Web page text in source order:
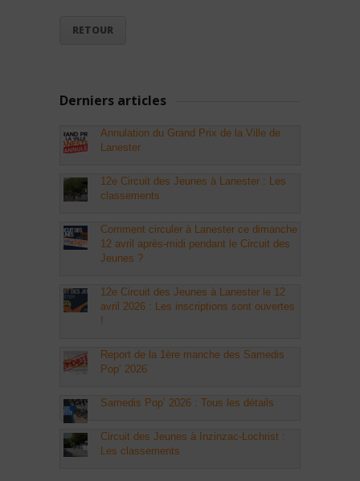
RETOUR
Derniers articles
Annulation du Grand Prix de la Ville de
Lanester
12e Circuit des Jeunes à Lanester : Les
classements
Comment circuler à Lanester ce dimanche
12 avril après-midi pendant le Circuit des
Jeunes ?
12e Circuit des Jeunes à Lanester le 12
avril 2026 : Les inscriptions sont ouvertes
!
Report de la 1ère manche des Samedis
Pop’ 2026
Samedis Pop’ 2026 : Tous les détails
Circuit des Jeunes à Inzinzac-Lochrist :
Les classements